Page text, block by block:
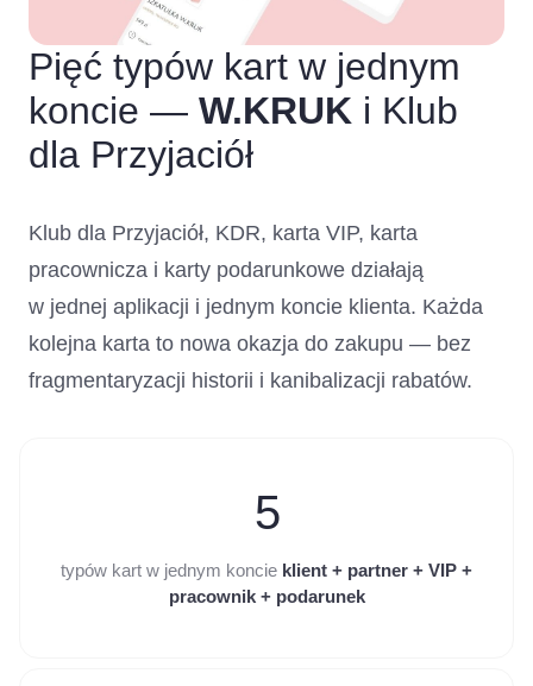
Pięć typów kart w jednym
koncie — W.KRUK i Klub
dla Przyjaciół
Klub dla Przyjaciół, KDR, karta VIP, karta
pracownicza i karty podarunkowe działają
w jednej aplikacji i jednym koncie klienta. Każda
kolejna karta to nowa okazja do zakupu — bez
fragmentaryzacji historii i kanibalizacji rabatów.
5
typów kart w jednym koncie klient + partner + VIP +
pracownik + podarunek